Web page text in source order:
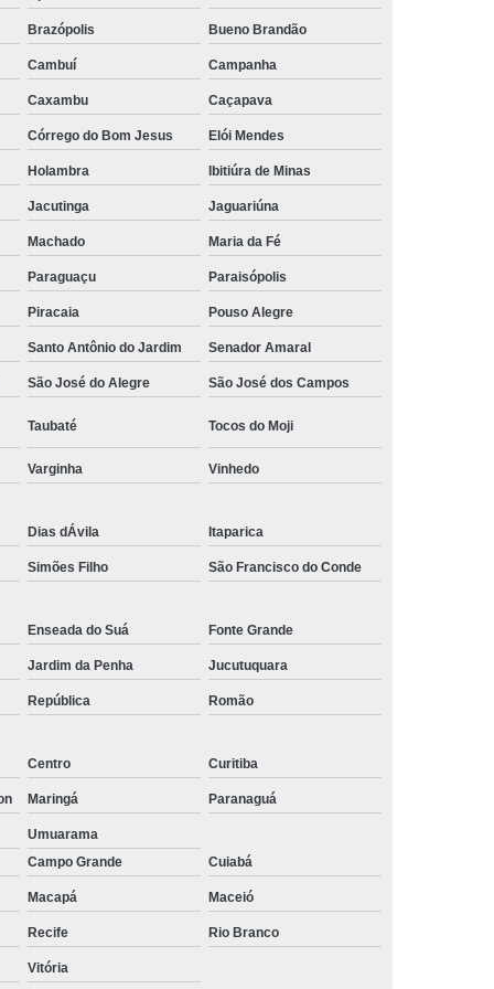
Empresa de Rastreamento de Automóveis
Carros
Rastreamento Carros Via Satélite
Rastreamento de Carros
Rastreamento de Carros e Caminhões
Rastreamento de Carros Minas Gerais
Rastreamento de Carros Via Satélite
Gestão de Frotas Rastreamento
Caminhões
Rastreamento de Frota Veicular
Rastreamento de Frotas
Rastreamento de Frotas com Tecnologia Gps
Rastreamento e Gestão de Frotas
Frotas
Rastreamento Frota Gps
Empresa de Rastreamento de Carros
Veicular Belo Horizonte
Veicular Minas Gerais
de Rastreamento Veicular
Rastreamento Automotivo
e Monitoramento Veicular
Sensor Anti Fadiga
Sensor de Fadiga
Sensor de Fadiga para Caminhões
Sono para Motorista
Sensor Fadiga
Camera Veicular Gravador
Gravador de Imagens Veiculares
Digital Veicular
Brazópolis Bueno Brandão
Cambuí Campanha
Caxambu Caçapava
Córrego do Bom Jesus Elói Mendes
Holambra Ibitiúra de Minas
Jacutinga Jaguariúna
Machado Maria da Fé
Paraguaçu Paraisópolis
Piracaia Pouso Alegre
Santo Antônio do Jardim Senador Amaral
São José do Alegre São José dos Campos
Taubaté Tocos do Moji
Varginha Vinhedo
Dias dÁvila Itaparica
Simões Filho São Francisco do Conde
Enseada do Suá Fonte Grande
Jardim da Penha Jucutuquara
República Romão
Centro Curitiba
Maringá Paranaguá
Umuarama
Campo Grande Cuiabá
Macapá Maceió
Recife Rio Branco
Vitória